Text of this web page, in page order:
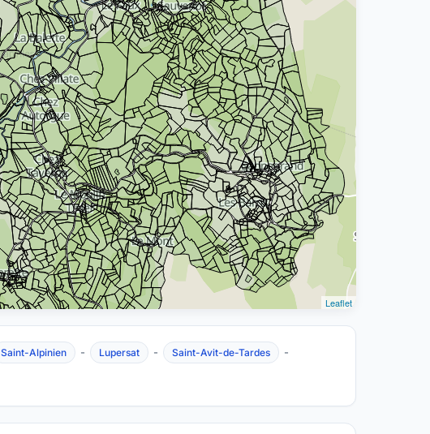
Leaflet
Saint-Alpinien - Lupersat - Saint-Avit-de-Tardes -